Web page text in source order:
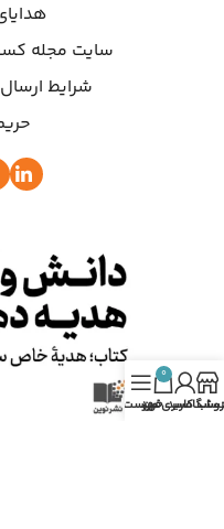
سایت مجله
شرایط
کاربری من
0
سبد خریدفهرست